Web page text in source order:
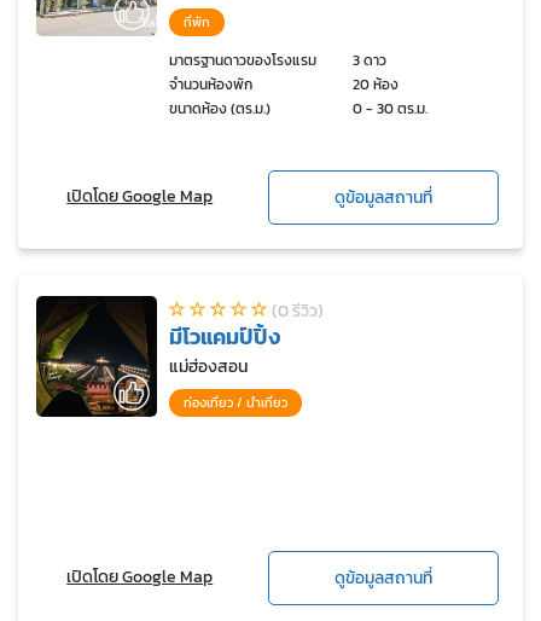
ที่พัก
มาตรฐานดาวของโรงแรม
3 ดาว
จำนวนห้องพัก
20 ห้อง
ขนาดห้อง (ตร.ม.)
0 - 30 ตร.ม.
เปิดโดย Google Map ดูข้อมูลสถานที่
(0 รีวิว)
มีโวแคมป์ปิ้ง
แม่ฮ่องสอน
ท่องเที่ยว / นำเที่ยว
เปิดโดย Google Map ดูข้อมูลสถานที่